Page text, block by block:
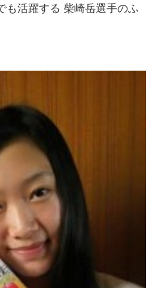
も活躍する 柴崎岳選手のふ